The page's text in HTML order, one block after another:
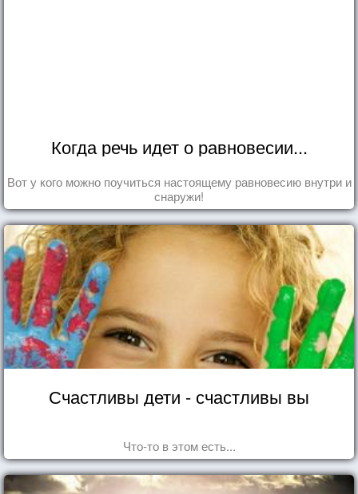
Когда речь идет о равновесии...
Вот у кого можно поучиться настоящему равновесию внутри и
снаружи!
Счастливы дети - счастливы вы
Что-то в этом есть...